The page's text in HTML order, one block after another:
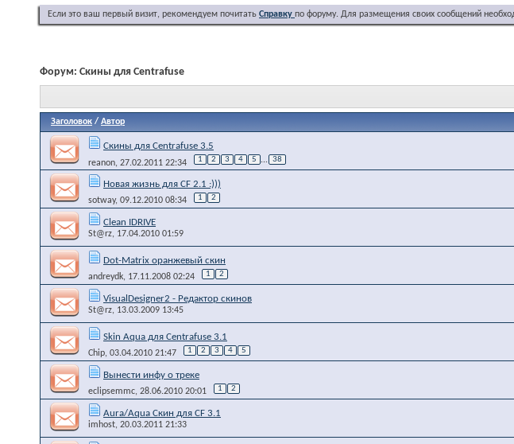
Если это ваш первый визит, рекомендуем почитать Справку по форуму. Для размещения своих сообщений
Форум: Скины для Centrafuse
Заголовок / Автор
Скины для Centrafuse 3.5
reanon, 27.02.2011 22:34 1 2 3 4 5 ... 38
Новая жизнь для CF 2.1 :)))
sotway, 09.12.2010 08:34 1 2
Clean IDRIVE
St@rz, 17.04.2010 01:59
Dot-Matrix оранжевый скин
andreydk, 17.11.2008 02:24 1 2
VisualDesigner2 - Редактор скинов
St@rz, 13.03.2009 13:45
Skin Aqua для Centrafuse 3.1
Chip, 03.04.2010 21:47 1 2 3 4 5
Вынести инфу о треке
eclipsemmc, 28.06.2010 20:01 1 2
Aura/Aqua Скин для CF 3.1
imhost, 20.03.2011 21:33